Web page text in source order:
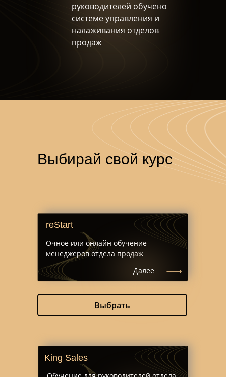
руководителей обучено
системе управления и
налаживания отделов
продаж
Далее
reStart
Очное или онлайн обучение
менеджеров отдела продаж
King Sales
Выбирай свой курс
Выбрать